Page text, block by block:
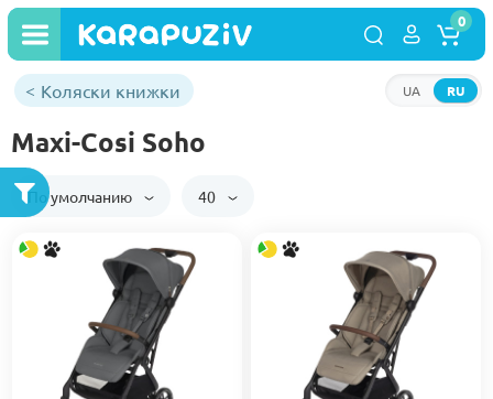
RU
UA
0
Коляски книжки
Maxi-Cosi Soho
По умолчанию 40